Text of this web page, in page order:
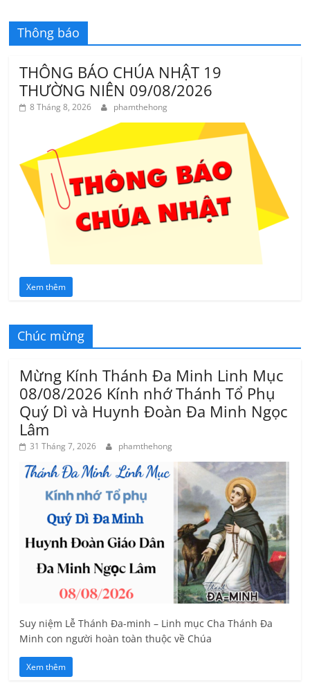
Thông báo
THÔNG BÁO CHÚA NHẬT 19
THƯỜNG NIÊN 09/08/2026
8 Tháng 8, 2026 phamthehong
Xem thêm
Chúc mừng
Mừng Kính Thánh Đa Minh Linh Mục
08/08/2026 Kính nhớ Thánh Tổ Phụ
Quý Dì và Huynh Đoàn Đa Minh Ngọc
Lâm
31 Tháng 7, 2026 phamthehong
Suy niệm Lễ Thánh Đa-minh – Linh mục Cha Thánh Đa
Minh con người hoàn toàn thuộc về Chúa
Xem thêm